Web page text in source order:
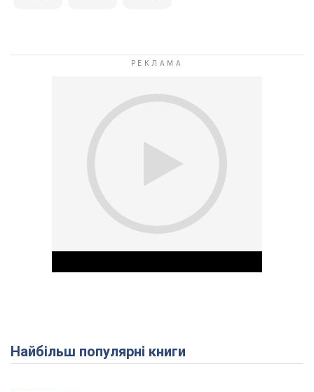
Play Video
Найбільш популярні книги